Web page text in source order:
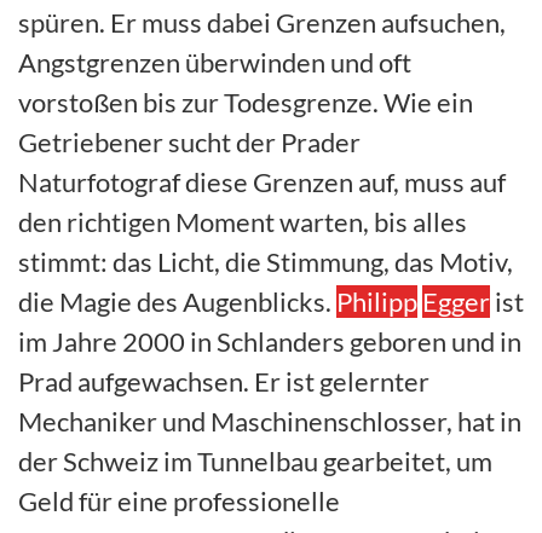
spüren. Er muss dabei Grenzen aufsuchen,
Angstgrenzen überwinden und oft
vorstoßen bis zur Todesgrenze. Wie ein
Getriebener sucht der Prader
Naturfotograf diese Grenzen auf, muss auf
den richtigen Moment warten, bis alles
stimmt: das Licht, die Stimmung, das Motiv,
die Magie des Augenblicks. Philipp Eggerist
im Jahre 2000 in Schlanders geboren und in
Prad aufgewachsen. Er ist gelernter
Mechaniker und Maschinenschlosser, hat in
der Schweiz im Tunnelbau gearbeitet, um
Geld für eine professionelle